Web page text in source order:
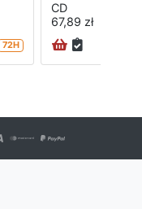
72H
CD
67,89 zł